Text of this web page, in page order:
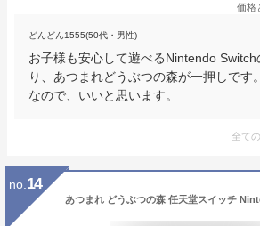
価格
どんどん1555(50代・男性)
お子様も安心して遊べるNintendo
り、あつまれどうぶつの森が一押しです
なので、いいと思います。
全て
no. 14